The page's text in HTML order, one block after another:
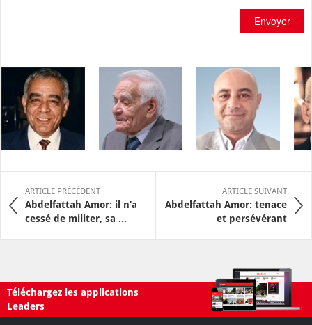
Envoyer
ARTICLE PRÉCÉDENT
Abdelfattah Amor: il n’a
cessé de militer, sa ...
ARTICLE SUIVANT
Abdelfattah Amor: tenace
et persévérant
Téléchargez les applications
Leaders